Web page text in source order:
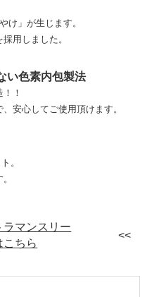
け」が生じます。
用しました。
い色素内包製法
！
安心してご使用頂けます。
。
ラマンスリー
こちら